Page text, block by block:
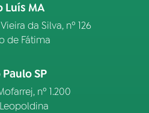
Luís MA
da Silva, nº 126
de Fátima
Paulo SP
nº 1.200